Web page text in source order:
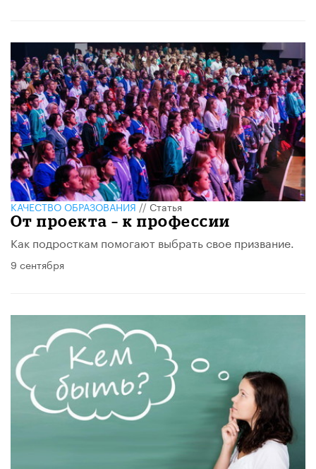
КАЧЕСТВО ОБРАЗОВАНИЯ//Статья
От проекта – к профессии
Как подросткам помогают выбрать свое призвание.
9 сентября